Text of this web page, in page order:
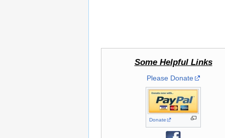
Some Helpful Links
Please Donate
Donate